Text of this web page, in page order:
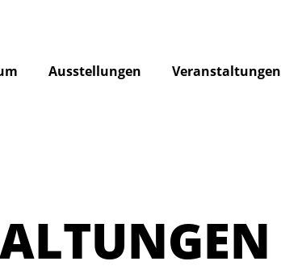
Ausstellungen Veranstaltungen